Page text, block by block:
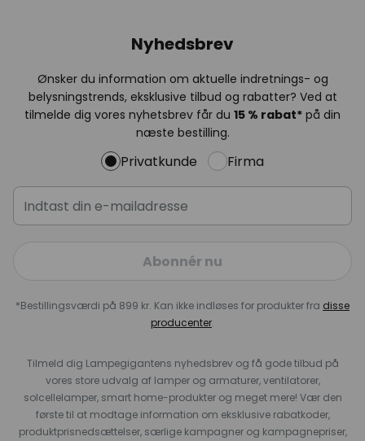
Nyhedsbrev
Ønsker du information om aktuelle indretnings- og
belysningstrends, eksklusive tilbud og rabatter? Ved at
tilmelde dig vores nyhetsbrev får du 15 % rabat* på din
næste bestilling.
Privatkunde Firma
Abonnér nu
*Bestillingsværdi på 899 kr. Kan ikke indløses for produkter fra disse
producenter.
Tilmeld dig Lampegigantens nyhedsbrev og få gode tilbud på
vores store udvalg af lamper og armaturer, ventilatorer,
solcellelamper, smart home-produkter og meget mere! Vær den
første til at modtage information om eksklusive rabatkoder,
produktprisnedsættelser, særlige kampagner og kampagnepriser,